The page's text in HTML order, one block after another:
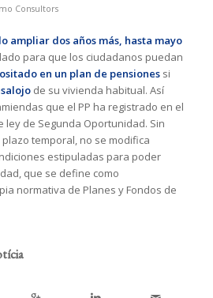
Consultors
ampliar dos años más, hasta mayo
para que los ciudadanos puedan
en un plan de pensionessi
de su vivienda habitual. Así
que el PP ha registrado en el
ley de Segunda Oportunidad. Sin
temporal, no se modifica
estipuladas para poder
que se define como
normativa de Planes y Fondos de